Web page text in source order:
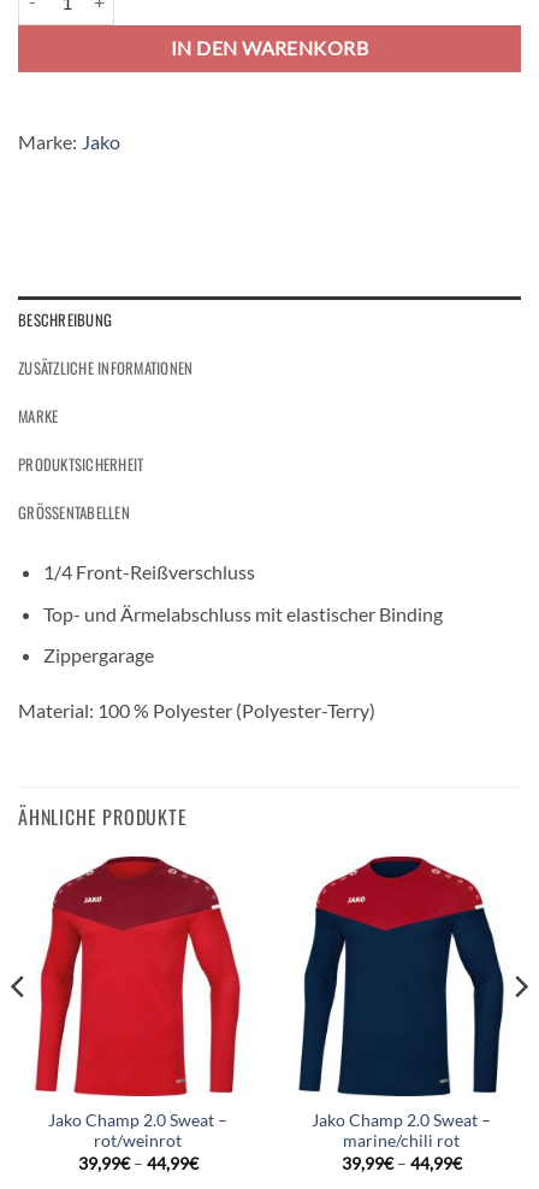
IN DEN WARENKORB
Marke: Jako
BESCHREIBUNG
ZUSÄTZLICHE INFORMATIONEN
MARKE
PRODUKTSICHERHEIT
GRÖSSENTABELLEN
1/4 Front-Reißverschluss
Top- und Ärmelabschluss mit elastischer Binding
Zippergarage
Material: 100 % Polyester (Polyester-Terry)
ÄHNLICHE PRODUKTE
Jako Champ 2.0 Sweat –
rot/weinrot
39,99€– 44,99€
Jako Champ 2.0 Sweat –
marine/chili rot
39,99€– 44,99€